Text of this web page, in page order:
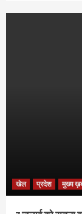
खेल प्रदेश मुख्य